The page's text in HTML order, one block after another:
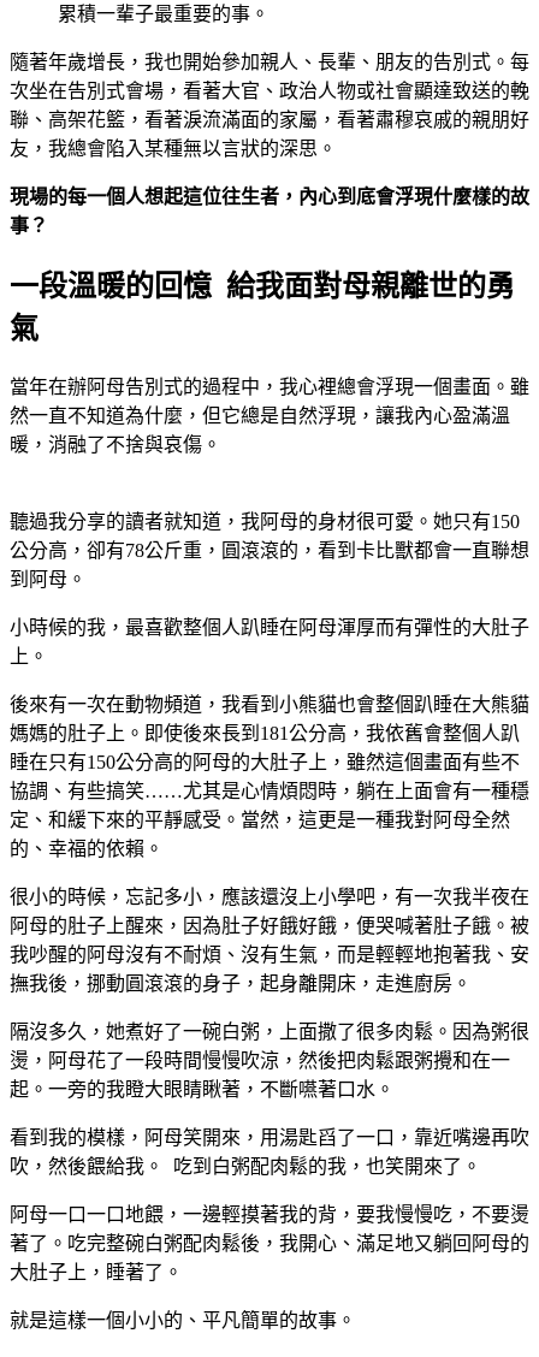
累積一輩子最重要的事。
隨著年歲增長，我也開始參加親人、長輩、朋友的告別式。每
次坐在告別式會場，看著大官、政治人物或社會顯達致送的輓
聯、高架花籃，看著淚流滿面的家屬，看著肅穆哀戚的親朋好
友，我總會陷入某種無以言狀的深思。
現場的每一個人想起這位往生者，內心到底會浮現什麼樣的故
事？
一段溫暖的回憶 給我面對母親離世的勇
氣
當年在辦阿母告別式的過程中，我心裡總會浮現一個畫面。雖
然一直不知道為什麼，但它總是自然浮現，讓我內心盈滿溫
暖，消融了不捨與哀傷。
聽過我分享的讀者就知道，我阿母的身材很可愛。她只有150
公分高，卻有78公斤重，圓滾滾的，看到卡比獸都會一直聯想
到阿母。
小時候的我，最喜歡整個人趴睡在阿母渾厚而有彈性的大肚子
上。
後來有一次在動物頻道，我看到小熊貓也會整個趴睡在大熊貓
媽媽的肚子上。即使後來長到181公分高，我依舊會整個人趴
睡在只有150公分高的阿母的大肚子上，雖然這個畫面有些不
協調、有些搞笑……尤其是心情煩悶時，躺在上面會有一種穩
定、和緩下來的平靜感受。當然，這更是一種我對阿母全然
的、幸福的依賴。
很小的時候，忘記多小，應該還沒上小學吧，有一次我半夜在
阿母的肚子上醒來，因為肚子好餓好餓，便哭喊著肚子餓。被
我吵醒的阿母沒有不耐煩、沒有生氣，而是輕輕地抱著我、安
撫我後，挪動圓滾滾的身子，起身離開床，走進廚房。
隔沒多久，她煮好了一碗白粥，上面撒了很多肉鬆。因為粥很
燙，阿母花了一段時間慢慢吹涼，然後把肉鬆跟粥攪和在一
起。一旁的我瞪大眼睛瞅著，不斷嚥著口水。
看到我的模樣，阿母笑開來，用湯匙舀了一口，靠近嘴邊再吹
吹，然後餵給我。 吃到白粥配肉鬆的我，也笑開來了。
阿母一口一口地餵，一邊輕摸著我的背，要我慢慢吃，不要燙
著了。吃完整碗白粥配肉鬆後，我開心、滿足地又躺回阿母的
大肚子上，睡著了。
就是這樣一個小小的、平凡簡單的故事。